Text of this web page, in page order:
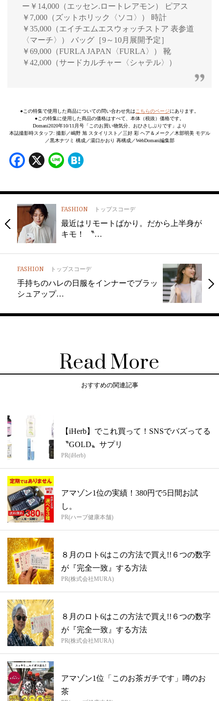
ー￥14,000（エッセン.ロートレアモン） ピアス
￥7,000（ズットホリック〈ソコ〉） 時計
￥35,000（エイチエムエスウォッチストア 表参道
〈マーチ〉） バッグ［9～10月展開予定］
￥69,000（FURLA JAPAN〈FURLA〉） 靴
￥42,000（サードカルチャー〈シャテル〉）
●この特集で使用した商品についての問い合わせ先はこちらのページにあります。
●この特集に使用した商品の価格はすべて、本体（税抜）価格です。
Domani2020年10/11月号「このお買い物気分、おひさしぶりです」より
本誌撮影時スタッフ: 撮影／嶋野 旭 スタイリスト／三好 彩 ヘア＆メーク／木部明美 モデル
／黒木ナツミ 構成／湯口かおり 再構成／WebDomani編集部
Facebook
X Line
FASHION トップスコーデ
最近はリモートばかり。だから上半身が
キモ！ 〝…
FASHION トップスコーデ
手持ちのハレの日服をインナーでブラッ
シュアップ…
Read More
おすすめの関連記事
【iHerb】でこれ買って！SNSでバズってる
〝GOLD〟サプリ
PR(iHerb)
アマゾン1位の実績！380円で5日間お試
し。
PR(ハーブ健康本舗)
８月のロト6はこの方法で買え!!６つの数字
が『完全一致』する方法
PR(株式会社MURA)
８月のロト6はこの方法で買え!!６つの数字
が『完全一致』する方法
PR(株式会社MURA)
アマゾン1位「このお茶ガチです」噂のお
茶